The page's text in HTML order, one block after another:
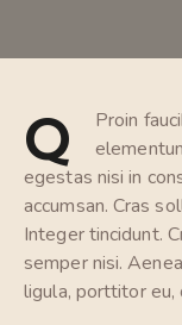
Q
Proin
egestas nisi in
accumsan. Cras
Integer tincidunt.
semper nisi.
ligula, porttitor eu,